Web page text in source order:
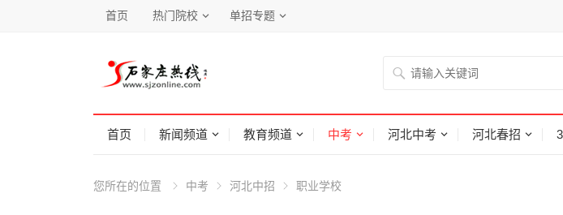
首页 热门院校 单招专题
首页 新闻频道 教育频道 中考 河北中考 河北春招
您所在的位置 中考 河北中招 职业学校